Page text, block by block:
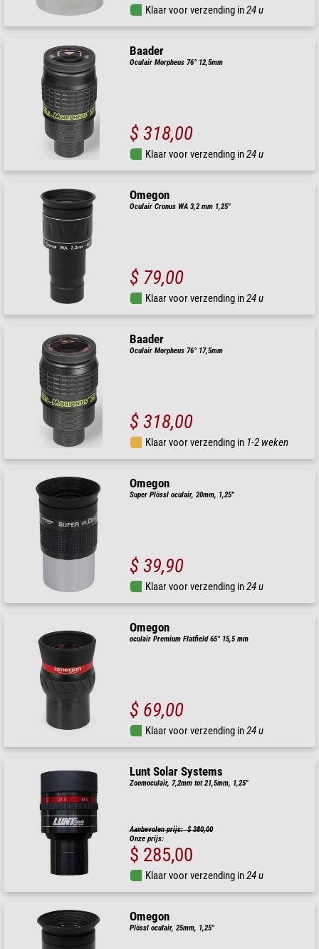
Klaar voor verzending in24 u
Baader
Oculair Morpheus 76° 12,5mm
$ 318,00
Klaar voor verzending in24 u
Omegon
Oculair Cronus WA 3,2 mm 1,25"
$ 79,00
Klaar voor verzending in24 u
Baader
Oculair Morpheus 76° 17,5mm
$ 318,00
Klaar voor verzending in 1-2 weken
Omegon
Super Plössl oculair, 20mm, 1,25''
$ 39,90
Klaar voor verzending in24 u
Omegon
oculair Premium Flatfield 65° 15,5 mm
$ 69,00
Klaar voor verzending in24 u
Lunt Solar Systems
Zoomoculair, 7,2mm tot 21,5mm, 1,25"
Aanbevolen prijs: $ 380,00
Onze prijs:
$ 285,00
Klaar voor verzending in24 u
Omegon
Plössl oculair, 25mm, 1,25''